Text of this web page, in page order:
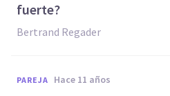
fuerte?
Bertrand Regader
PAREJA hace 11 años